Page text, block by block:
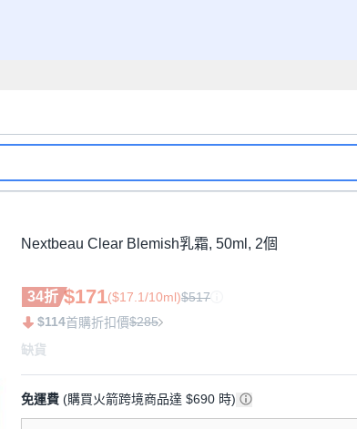
Nextbeau Clear Blemish乳霜, 50ml, 2個
34折 $171($17.1/10ml)$517
$114首購折扣價$285
缺貨
免運費 (購買火箭跨境商品達 $690 時)